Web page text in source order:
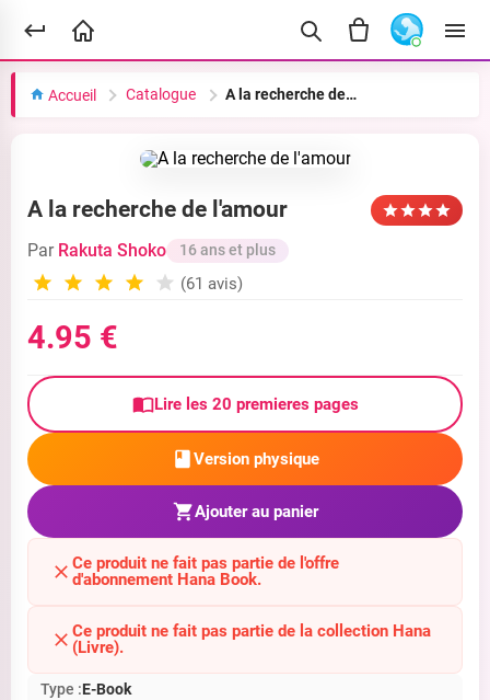
Accueil Catalogue A la recherche de l'amour
A la recherche de l'amour
Par Rakuta Shoko 16 ans et plus
(61 avis)
4.95 €
Lire les 20 premieres pages
Version physique
Ajouter au panier
Ce produit ne fait pas partie de l'offre
d'abonnement Hana Book.
Ce produit ne fait pas partie de la collection Hana
(Livre).
Type :E-Book